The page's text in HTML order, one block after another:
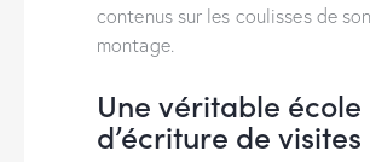
contenus sur les coulisses de son
montage.
Une véritable école
d’écriture de visites